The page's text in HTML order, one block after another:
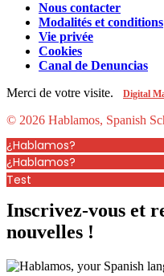
Nous contacter
Modalités et conditions
Vie privée
Cookies
Canal de Denuncias
Merci de votre visite.
Digital
© 2026 Hablamos, Spanish
¿Hablamos?
¿Hablamos?
Test
Inscrivez-vous et
nouvelles !